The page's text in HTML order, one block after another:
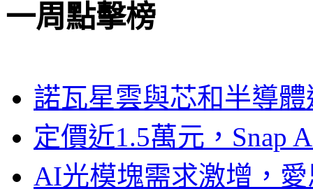
一周點擊榜
諾瓦星雲與芯和半導
定價近1.5萬元，Snap
AI光模塊需求激增，